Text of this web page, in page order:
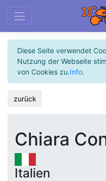
Diese Seite verwendet
Nutzung der Webseite
von Cookies zu.Info.
zurück
Chiara
Italien